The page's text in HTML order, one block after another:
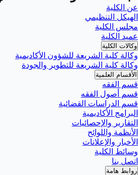
عن الكلية
الهيكل التنظيمي
مجلس الكلية
عميد الكلية
وكالات الكلية
وكالة كلية الشريعة للشؤون الأكاديمية
وكالة كلية الشريعة للتطوير والجودة
الأقسام العلمية
قسم الفقه
قسم أصول الفقه
قسم الدراسات القضائية
البرامج الأكاديمية
التقارير والإحصائيات
الأنظمة واللوائح
الأخبار والإعلانات
وسائط الكلية
اتصل بنا
روابط هامة